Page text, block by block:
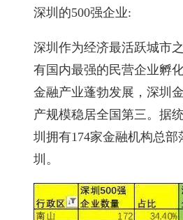
深圳的500强企业:
深圳作为经济最活跃城市
有国内最强的民营企业孵化
金融产业蓬勃发展，深圳
产规模稳居全国第三。据
圳拥有174家金融机构总部
圳。